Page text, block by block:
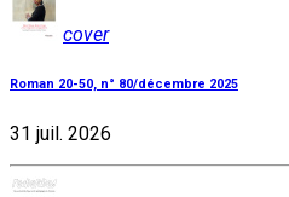
cover
Roman 20-50, n° 80/décembre 2025
31 juil. 2026